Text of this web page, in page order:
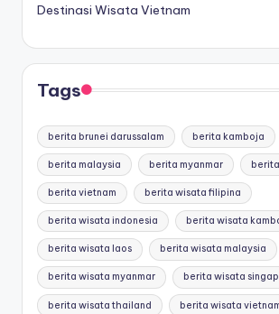
Destinasi Wisata Vietnam
Tags
berita brunei darussalam berita kamboja
berita malaysia berita myanmar
berita vietnam berita wisata filipina
berita wisata indonesia berita wisata
berita wisata laos berita wisata malaysia
berita wisata myanmar berita wisata
berita wisata thailand berita wisata